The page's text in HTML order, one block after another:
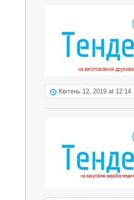
Квітень 12, 2019 at 12:14